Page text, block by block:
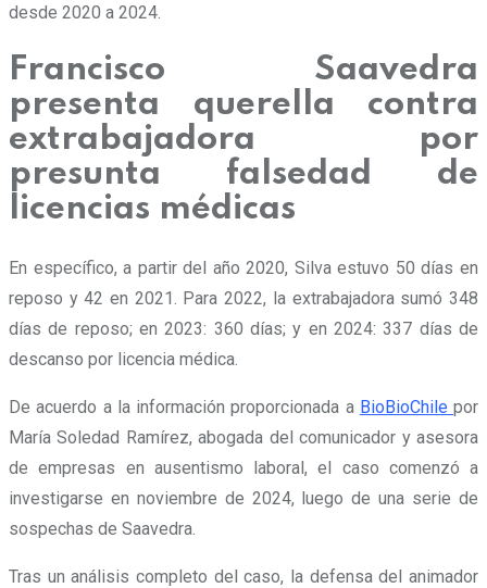
desde 2020 a 2024.
Francisco Saavedra
presenta querella contra
extrabajadora por
presunta falsedad de
licencias médicas
En específico, a partir del año 2020, Silva estuvo 50 días en
reposo y 42 en 2021. Para 2022, la extrabajadora sumó 348
días de reposo; en 2023: 360 días; y en 2024: 337 días de
descanso por licencia médica.
De acuerdo a la información proporcionada a BioBioChile por
María Soledad Ramírez, abogada del comunicador y asesora
de empresas en ausentismo laboral, el caso comenzó a
investigarse en noviembre de 2024, luego de una serie de
sospechas de Saavedra.
Tras un análisis completo del caso, la defensa del animador